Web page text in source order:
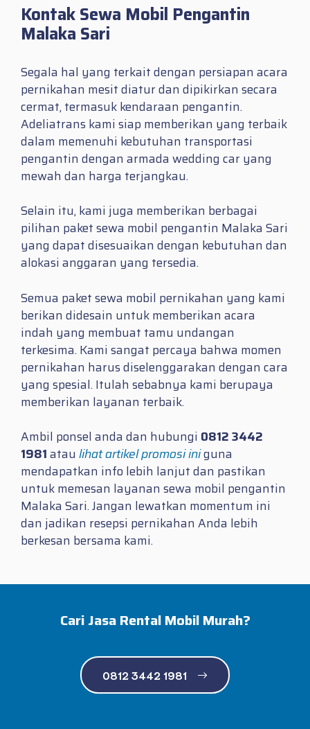
Kontak Sewa Mobil Pengantin
Malaka Sari
Segala hal yang terkait dengan persiapan acara
pernikahan mesit diatur dan dipikirkan secara
cermat, termasuk kendaraan pengantin.
Adeliatrans kami siap memberikan yang terbaik
dalam memenuhi kebutuhan transportasi
pengantin dengan armada wedding car yang
mewah dan harga terjangkau.
Selain itu, kami juga memberikan berbagai
pilihan paket sewa mobil pengantin Malaka Sari
yang dapat disesuaikan dengan kebutuhan dan
alokasi anggaran yang tersedia.
Semua paket sewa mobil pernikahan yang kami
berikan didesain untuk memberikan acara
indah yang membuat tamu undangan
terkesima. Kami sangat percaya bahwa momen
pernikahan harus diselenggarakan dengan cara
yang spesial. Itulah sebabnya kami berupaya
memberikan layanan terbaik.
Ambil ponsel anda dan hubungi 0812 3442
1981atau lihat artikel promosi iniguna
mendapatkan info lebih lanjut dan pastikan
untuk memesan layanan sewa mobil pengantin
Malaka Sari. Jangan lewatkan momentum ini
dan jadikan resepsi pernikahan Anda lebih
berkesan bersama kami.
Cari Jasa Rental Mobil Murah?
0812 3442 1981